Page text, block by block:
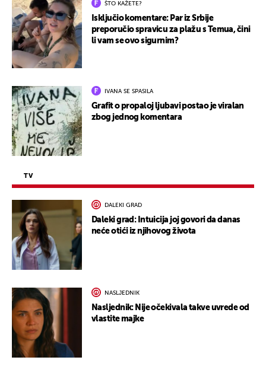
ŠTO KAŽETE?
Isključio komentare: Par iz Srbije
preporučio spravicu za plažu s Temua, čini
li vam se ovo sigurnim?
IVANA SE SPASILA
Grafit o propaloj ljubavi postao je viralan
zbog jednog komentara
TV
DALEKI GRAD
Daleki grad: Intuicija joj govori da danas
neće otići iz njihovog života
NASLJEDNIK
Nasljednik: Nije očekivala takve uvrede od
vlastite majke